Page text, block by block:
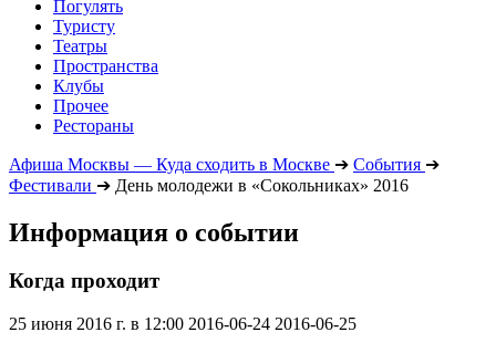
Погулять
Туристу
Театры
Пространства
Клубы
Прочее
Рестораны
Афиша Москвы — Куда сходить в Москве ➔ События ➔
Фестивали ➔ День молодежи в «Сокольниках» 2016
Информация о событии
Когда проходит
25 июня 2016 г. в 12:00 2016-06-24 2016-06-25